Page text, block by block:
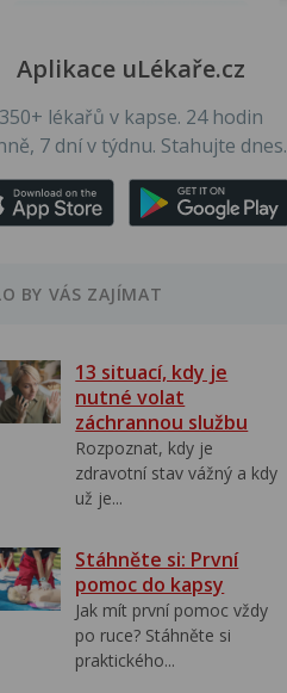
Aplikace uLékaře.cz
350+ lékařů v kapse. 24 hodin
7 dní v týdnu. Stahujte dnes.
BY VÁS ZAJÍMAT
13 situací, kdy je
nutné volat
záchrannou službu
Rozpoznat, kdy je
zdravotní stav vážný a kdy
už je...
Stáhněte si: První
pomoc do kapsy
Jak mít první pomoc vždy
po ruce? Stáhněte si
praktického...